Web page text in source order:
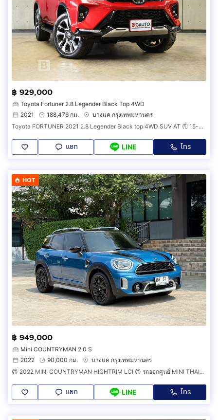
฿ 929,000
Toyota Fortuner 2.8 Legender Black Top 4WD
2021
188,476 กม.
บางแค กรุงเทพมหานคร
Toyota FORTUNER 2021 2.8 Legender Black top 4WD SUV AT (ปี 15-25) B6826
แชท LINE โทร
HOT
฿ 949,000
Mini COUNTRYMAN 2.0 S
2022
90,000 กม.
บางแค กรุงเทพมหานคร
😍 2022 MINI COUNTRYMAN HIGHTRIM LCI 😍 รถออกศูนย์ MINI THAILAND รถวิ่งน้อย รถไม่เคยมีอุบัติเหตุครับ วารันตีศูนย์ยังเหลืออีกนานครับ
แชท LINE โทร